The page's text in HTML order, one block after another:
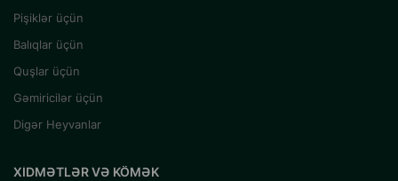
Pişiklər üçün
Balıqlar üçün
Quşlar üçün
Gəmiricilər üçün
Digər Heyvanlar
XIDMƏTLƏR VƏ KÖMƏK